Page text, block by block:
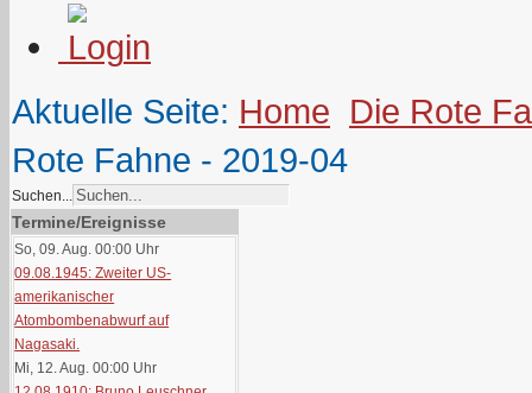
Aktuelle Seite: Home Die Rote
Rote Fahne - 2019-04
Suchen...
Termine/Ereignisse
So, 09. Aug. 00:00 Uhr
09.08.1945: Zweiter US-
amerikanischer
Atombombenabwurf auf
Nagasaki.
Mi, 12. Aug. 00:00 Uhr